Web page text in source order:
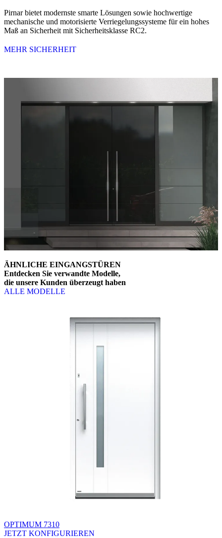
Pirnar bietet modernste smarte Lösungen sowie hochwertige
mechanische und motorisierte Verriegelungssysteme für ein hohes
Maß an Sicherheit mit Sicherheitsklasse RC2.
MEHR SICHERHEIT
ÄHNLICHE EINGANGSTÜREN
Entdecken Sie verwandte Modelle,
die unsere Kunden überzeugt haben
ALLE MODELLE
OPTIMUM 7310
JETZT KONFIGURIEREN